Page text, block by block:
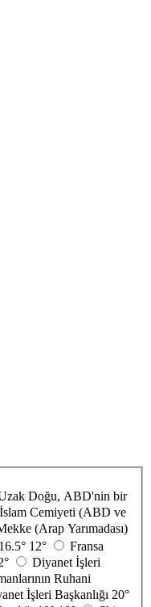
Doğu, ABD'nin bir
Cemiyeti (ABD ve
(Arap Yarımadası)
16.5° 12°
Fransa
Diyanet İşleri
Ruhani
İşleri Başkanlığı 20°